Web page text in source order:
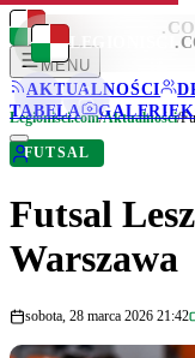
LEGIONISCI
MENU
AKTUALNOŚCI
TABELA
GALERIE
LEGIONISCI
Legionisci.com/Aktualności/
FUTSAL
Futsal
Warszawa
sobota, 28 marca 2026 21:42